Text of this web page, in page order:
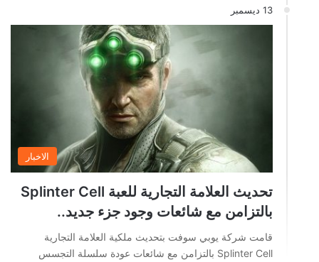
13 ديسمبر
الاخبار
تحديث العلامة التجارية للعبة Splinter Cell
بالتزامن مع شائعات وجود جزء جديد..
قامت شركة يوبي سوفت بتحديث ملكية العلامة التجارية
Splinter Cell بالتزامن مع شائعات عودة سلسلة التجسس